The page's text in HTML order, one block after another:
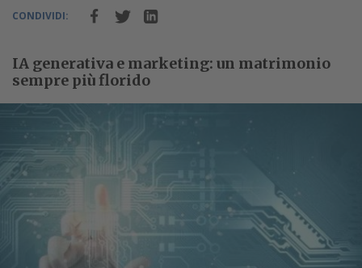
CONDIVIDI:
IA generativa e marketing: un matrimonio
sempre più florido